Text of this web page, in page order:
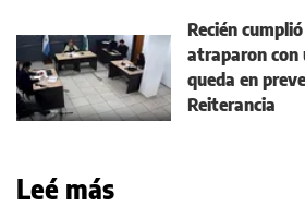
Recién
atraparon con
queda en
Reiterancia
Leé más